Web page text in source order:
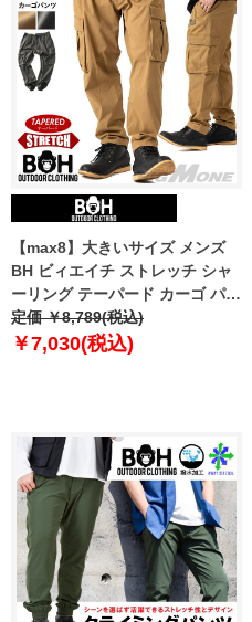
【max8】大きいサイズ メンズ
BH ビィエイチ ストレッチ シャ
ーリング テーパード カーゴ パン
ツ bhp-250401t 【t2502】
定価 ￥8,789(税込)
￥7,030(税込)